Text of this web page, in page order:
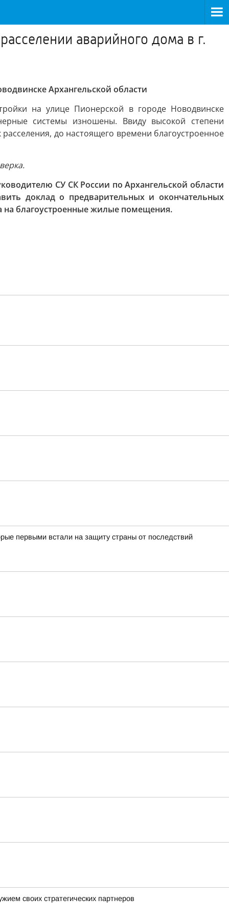
аварийного дома в г.
Архангельской области
на улице Пионерской в городе Новодвинске
системы изношены. Ввиду высокой степени
до настоящего времени благоустроенное
СУ СК России по Архангельской области
доклад о предварительных и окончательных
на благоустроенные жилые помещения.
первыми встали на защиту страны от последствий
своих стратегических партнеров